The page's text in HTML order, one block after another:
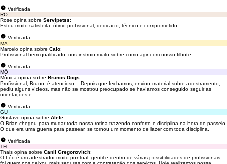
Verificada
RO
Rose opina sobre Servipetss:
Estou muito satisfeita, ótimo profissional, dedicado, técnico e comprometido
Verificada
MA
Marcelo opina sobre Caio:
Profissional bem qualificado, nos instruiu muito sobre como agir com nosso filhote.
Verificada
MÔ
Mônica opina sobre Brunos Dogs:
Profissional, Bruno, é atencioso... Depois que fechamos, enviou material sobre adestramento,
pediu alguns vídeos, mas não se mostrou preocupado se havíamos conseguido seguir as
orientações e...
Verificada
GU
Gustavo opina sobre Alefe:
O Brian chegou para mudar toda nossa rotina trazendo conforto e disciplina na hora do passeio.
O que era uma guerra para passear, se tornou um momento de lazer com toda disciplina.
Verificada
TH
Thais opina sobre Canil Gregorovitch:
O Léo é um adestrador muito pontual, gentil e dentro de várias possibilidades de profissionais,